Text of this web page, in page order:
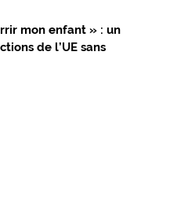
mon enfant » : un
de l’UE sans